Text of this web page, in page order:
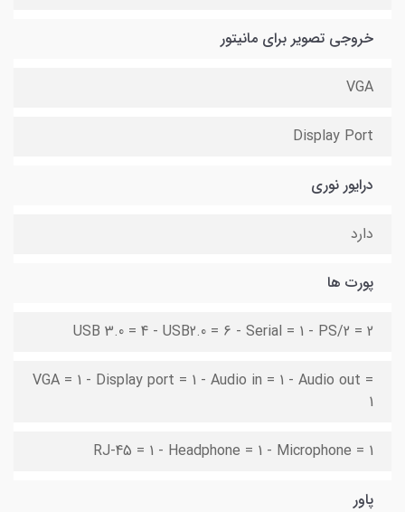
خروجی تصویر برای مانیتور
VGA
Display Port
درایور نوری
دارد
پورت ها
USB 3.0 = 4 - USB2.0 = 6 - Serial = 1 - PS/2 = 2
VGA = 1 - Display port = 1 - Audio in = 1 - Audio out =
1
RJ-45 = 1 - Headphone = 1 - Microphone = 1
پاور